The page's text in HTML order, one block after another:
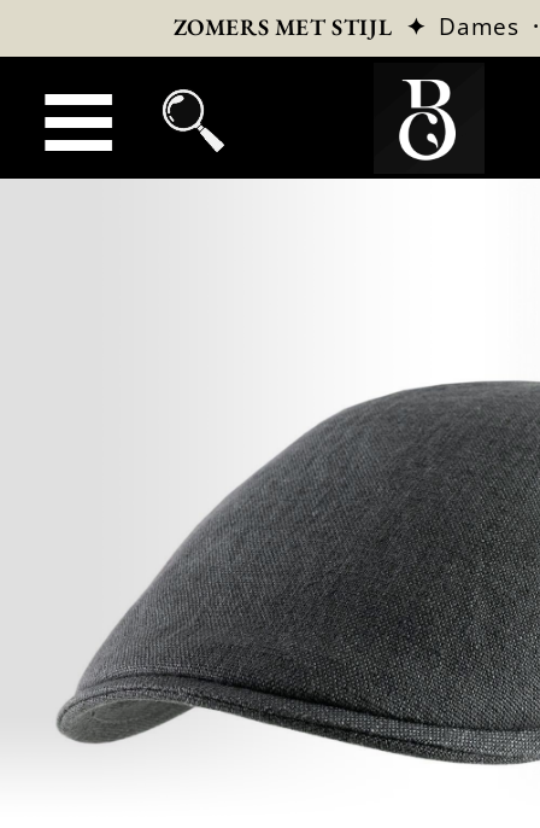
ZOMERS MET STIJL ✦ Dames